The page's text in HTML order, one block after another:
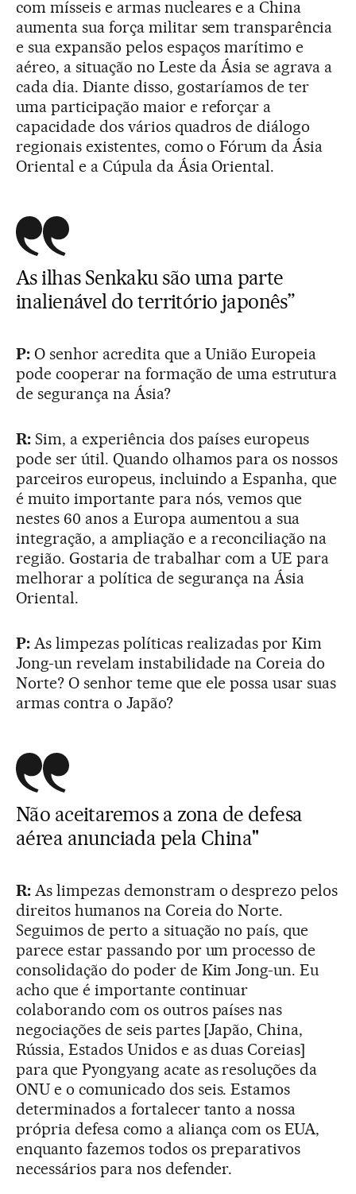
com mísseis e armas nucleares e a China
aumenta sua força militar sem transparência
e sua expansão pelos espaços marítimo e
aéreo, a situação no Leste da Ásia se agrava a
cada dia. Diante disso, gostaríamos de ter
uma participação maior e reforçar a
capacidade dos vários quadros de diálogo
regionais existentes, como o Fórum da Ásia
Oriental e a Cúpula da Ásia Oriental.
As ilhas Senkaku são uma parte
inalienável do território japonês”
P:O senhor acredita que a União Europeia
pode cooperar na formação de uma estrutura
de segurança na Ásia?
R:Sim, a experiência dos países europeus
pode ser útil. Quando olhamos para os nossos
parceiros europeus, incluindo a Espanha, que
é muito importante para nós, vemos que
nestes 60 anos a Europa aumentou a sua
integração, a ampliação e a reconciliação na
região. Gostaria de trabalhar com a UE para
melhorar a política de segurança na Ásia
Oriental.
P:As limpezas políticas realizadas por Kim
Jong-un revelam instabilidade na Coreia do
Norte? O senhor teme que ele possa usar suas
armas contra o Japão?
Não aceitaremos a zona de defesa
aérea anunciada pela China"
R:As limpezas demonstram o desprezo pelos
direitos humanos na Coreia do Norte.
Seguimos de perto a situação no país, que
parece estar passando por um processo de
consolidação do poder de Kim Jong-un. Eu
acho que é importante continuar
colaborando com os outros países nas
negociações de seis partes [Japão, China,
Rússia, Estados Unidos e as duas Coreias]
para que Pyongyang acate as resoluções da
ONU e o comunicado dos seis. Estamos
determinados a fortalecer tanto a nossa
própria defesa como a aliança com os EUA,
enquanto fazemos todos os preparativos
necessários para nos defender.